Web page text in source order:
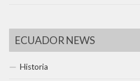
ECUADOR NEWS
Historia